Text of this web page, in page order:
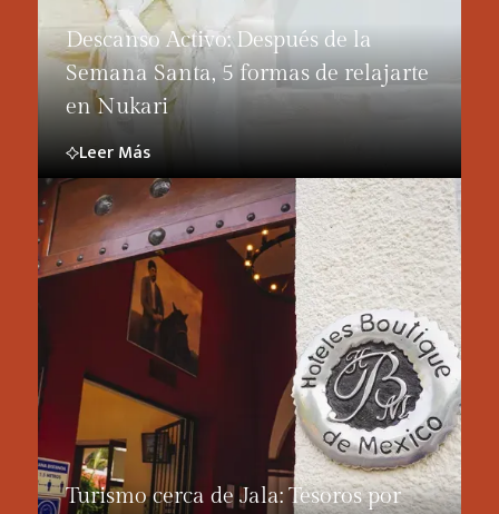
Descanso Activo: Después de la
Semana Santa, 5 formas de relajarte
en Nukari
Leer Más
Turismo cerca de Jala: Tesoros por